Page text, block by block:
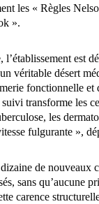
les « Règles
».
l’établissement est
véritable désert
fonctionnelle et
suivi transforme les
les
fulgurante »,
de nouveaux
sans qu’aucune
carence